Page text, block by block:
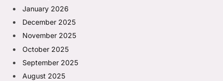
January 2026
December 2025
November 2025
October 2025
September 2025
August 2025